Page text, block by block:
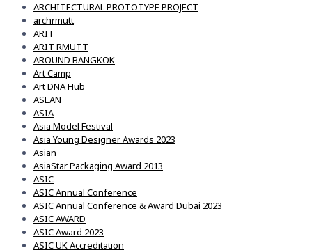
ARCHITECTURAL PROTOTYPE PROJECT
archrmutt
ARIT
ARIT RMUTT
AROUND BANGKOK
Art Camp
Art DNA Hub
ASEAN
ASIA
Asia Model Festival
Asia Young Designer Awards 2023
Asian
AsiaStar Packaging Award 2013
ASIC
ASIC Annual Conference
ASIC Annual Conference & Award Dubai 2023
ASIC AWARD
ASIC Award 2023
ASIC UK Accreditation